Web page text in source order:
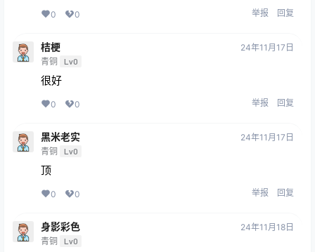
0 0 举报 回复
桔梗
青铜 Lv0
24年11月17日
很好
0 0 举报 回复
黑米老实
青铜 Lv0
24年11月17日
顶
0 0 举报 回复
身影彩色
青铜 Lv0
24年11月18日